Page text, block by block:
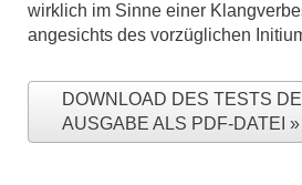
wirklich im Sinne einer
angesichts des vorzüglichen
DOWNLOAD DES TESTS
AUSGABE ALS PDF-DATEI